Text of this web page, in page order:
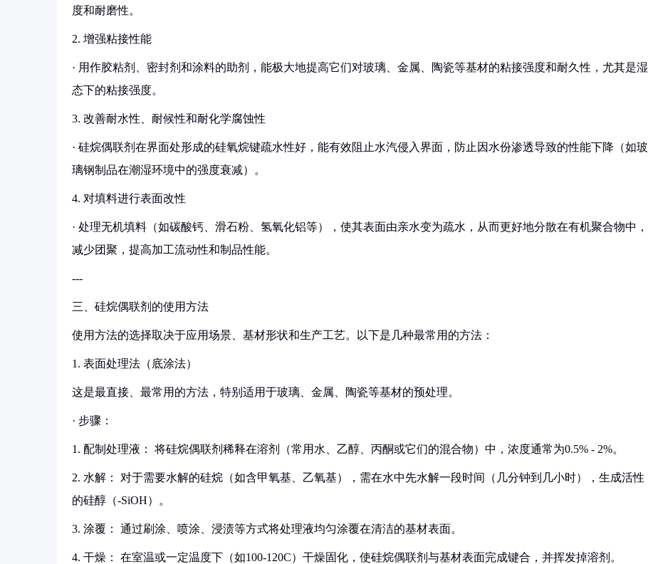
度和耐磨性。
2. 增强粘接性能
· 用作胶粘剂、密封剂和涂料的助剂，能极大地提高它们对玻璃、金属、陶瓷等基材的粘接强度和耐久性，尤其是湿
态下的粘接强度。
3. 改善耐水性、耐候性和耐化学腐蚀性
· 硅烷偶联剂在界面处形成的硅氧烷键疏水性好，能有效阻止水汽侵入界面，防止因水份渗透导致的性能下降（如玻
璃钢制品在潮湿环境中的强度衰减）。
4. 对填料进行表面改性
· 处理无机填料（如碳酸钙、滑石粉、氢氧化铝等），使其表面由亲水变为疏水，从而更好地分散在有机聚合物中，
减少团聚，提高加工流动性和制品性能。
---
三、硅烷偶联剂的使用方法
使用方法的选择取决于应用场景、基材形状和生产工艺。以下是几种最常用的方法：
1. 表面处理法（底涂法）
这是最直接、最常用的方法，特别适用于玻璃、金属、陶瓷等基材的预处理。
· 步骤：
1. 配制处理液： 将硅烷偶联剂稀释在溶剂（常用水、乙醇、丙酮或它们的混合物）中，浓度通常为0.5% - 2%。
2. 水解： 对于需要水解的硅烷（如含甲氧基、乙氧基），需在水中先水解一段时间（几分钟到几小时），生成活性
的硅醇（-SiOH）。
3. 涂覆： 通过刷涂、喷涂、浸渍等方式将处理液均匀涂覆在清洁的基材表面。
4. 干燥： 在室温或一定温度下（如100-120C）干燥固化，使硅烷偶联剂与基材表面完成键合，并挥发掉溶剂。